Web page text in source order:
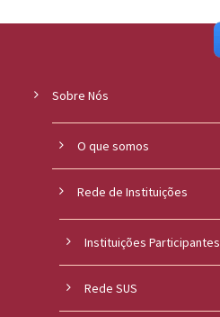
Sobre Nós
O que somos
Rede de Instituições
Instituições Participantes
Rede SUS